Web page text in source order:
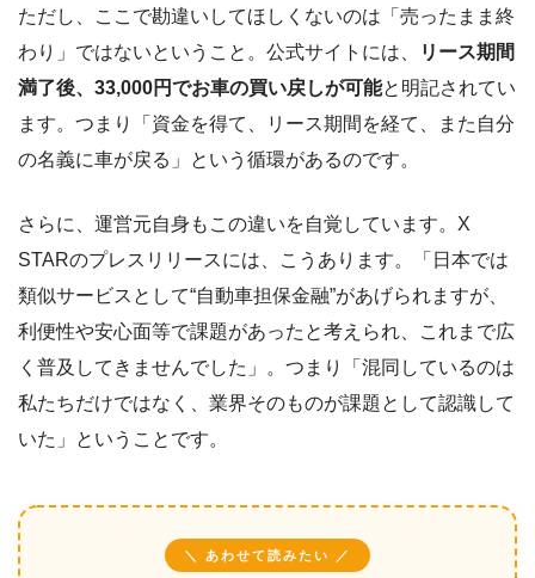
ただし、ここで勘違いしてほしくないのは「売ったまま終
わり」ではないということ。公式サイトには、
リース期間
満了後、33,000円でお車の買い戻しが可能と明記されてい
ます。つまり「資金を得て、リース期間を経て、また自分
の名義に車が戻る」という循環があるのです。
さらに、運営元自身もこの違いを自覚しています。X
STARのプレスリリースには、こうあります。「日本では
類似サービスとして“自動車担保金融”があげられますが、
利便性や安心面等で課題があったと考えられ、これまで広
く普及してきませんでした」。つまり「混同しているのは
私たちだけではなく、業界そのものが課題として認識して
いた」ということです。
＼ あわせて読みたい ／